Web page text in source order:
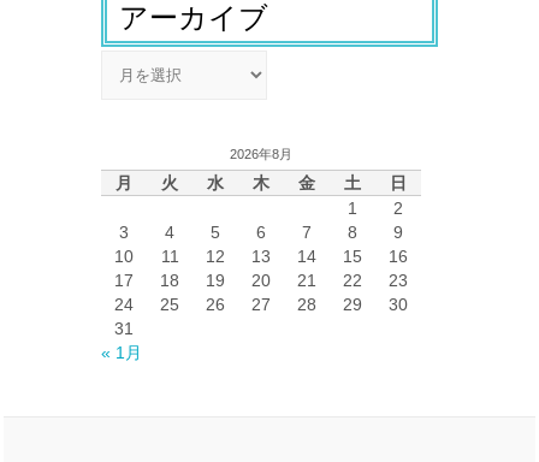
アーカイブ
2026年8月
月 火 水 木 金 土
日
1
2
3
4 5 6 7 8
9
10
11 12 13 14 15
16
17
18 19 20 21 22
23
24
25 26 27 28 29
30
31
« 1月